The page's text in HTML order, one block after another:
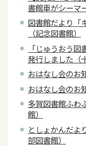
書館車がシーマ
図書館だより「
（記念図書館）
「じゅうおう
発行しました（
おはなし会のお
おはなし会のお
多賀図書館ふわ
館）
としょかんだよ
部図書館）